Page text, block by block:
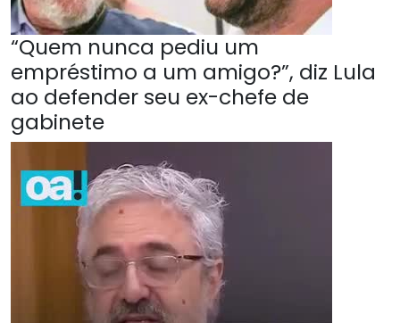
“Quem nunca pediu um
empréstimo a um amigo?”, diz Lula
ao defender seu ex-chefe de
gabinete